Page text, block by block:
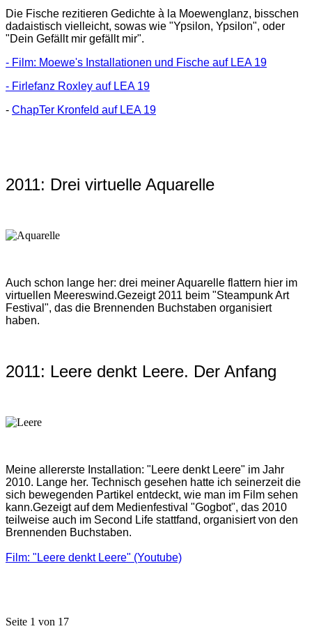
Die Fische rezitieren Gedichte à la Moewenglanz, bisschen
dadaistisch vielleicht, sowas wie "Ypsilon, Ypsilon", oder
"Dein Gefällt mir gefällt mir".
- Film: Moewe's Installationen und Fische auf LEA 19
- Firlefanz Roxley auf LEA 19
- ChapTer Kronfeld auf LEA 19
2011: Drei virtuelle Aquarelle
Auch schon lange her: drei meiner Aquarelle flattern hier im
virtuellen Meereswind.Gezeigt 2011 beim "Steampunk Art
Festival", das die Brennenden Buchstaben organisiert
haben.
2011: Leere denkt Leere. Der Anfang
Meine allererste Installation: "Leere denkt Leere" im Jahr
2010. Lange her. Technisch gesehen hatte ich seinerzeit die
sich bewegenden Partikel entdeckt, wie man im Film sehen
kann.Gezeigt auf dem Medienfestival "Gogbot", das 2010
teilweise auch im Second Life stattfand, organisiert von den
Brennenden Buchstaben.
Film: "Leere denkt Leere" (Youtube)
Seite 1 von 17